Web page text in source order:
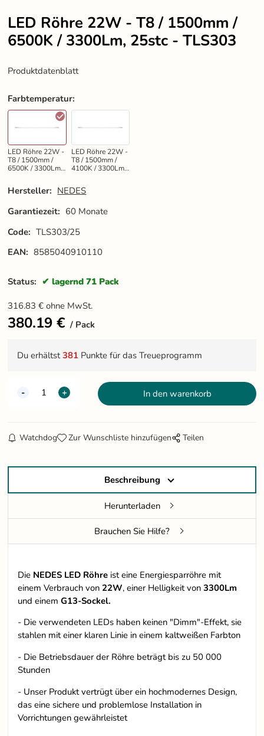
LED Röhre 22W - T8 / 1500mm /
6500K / 3300Lm, 25stc - TLS303
Produktdatenblatt
Farbtemperatur:
LED Röhre 22W -
T8 / 1500mm /
6500K / 3300Lm,
LED Röhre 22W -
T8 / 1500mm /
4100K / 3300Lm,
Hersteller: NEDES
Garantiezeit: 60 Monate
Code: TLS303/25
EAN: 8585040910110
Status: lagernd 71 Pack
316.83 €ohne MwSt.
380.19 € Pack
Du erhältst381 Punkte für das Treueprogramm
Watchdog Zur Wunschliste hinzufügen Teilen
Beschreibung
Herunterladen
Brauchen Sie Hilfe?
Die NEDES LED Röhre ist eine Energiesparröhre mit
einem Verbrauch von 22W, einer Helligkeit von 3300Lm
und einemG13-Sockel.
- Die verwendeten LEDs haben keinen "Dimm"-Effekt, sie
stahlen mit einer klaren Linie in einem kaltweißen Farbton
- Die Betriebsdauer der Röhre beträgt bis zu 50 000
Stunden
- Unser Produkt vertrügt über ein hochmodernes Design,
das eine sichere und problemlose Installation in
Vorrichtungen gewährleistet